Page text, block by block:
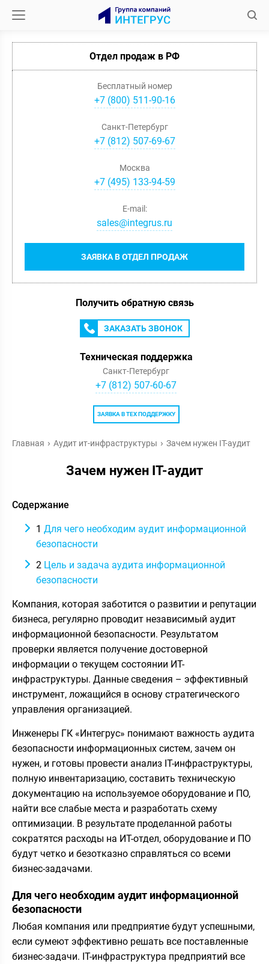
Отдел продаж в РФ
Бесплатный номер
+7 (800) 511-90-16
Санкт-Петербург
+7(812) 507-69-67
Москва
+7(495) 133-94-59
ЗАЯВКА В ОТДЕЛ ПРОДАЖ
E-mail:
sales@integrus.ru
Получить обратную связь
ЗАКАЗАТЬ ЗВОНОК
Техническая поддержка
Санкт-Петербург
+7 (812) 507-60-67
ЗАЯВКА В ТЕХ ПОДДЕРЖКУ
Главная Аудит ит-инфраструктуры Зачем нужен IT-аудит
Зачем нужен IT-аудит
Содержание
1 Для чего необходим аудит информационной
безопасности
2 Цель и задача аудита информационной
безопасности
Компания, которая заботится о развитии и репутации
бизнеса, регулярно проводит независимый аудит
информационной безопасности. Результатом
проверки является получение достоверной
информации о текущем состоянии ИТ-
инфраструктуры. Данные сведения – эффективный
инструмент, ложащийся в основу стратегического
управления организацией.
Инженеры ГК «Интегрус» понимают важность аудита
безопасности информационных систем, зачем он
нужен, и готовы провести анализ IT-инфраструктуры,
полную инвентаризацию, составить техническую
документацию на используемое оборудование и ПО,
найти все слабые места и разработать схему
оптимизации. В результате проделанной работы
сократятся расходы на ИТ-отдел, оборудование и ПО
будут четко и безотказно справляться со всеми
бизнес-задачами.
Для чего необходим аудит информационной
безопасности
Любая компания или предприятие будут успешными,
если сумеют эффективно решать все поставленные
бизнес-задачи. IT-инфраструктура предприятий все